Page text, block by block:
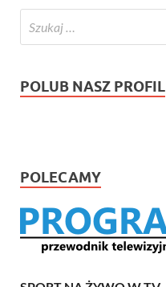
POLUB NASZ PROFIL
POLECAMY